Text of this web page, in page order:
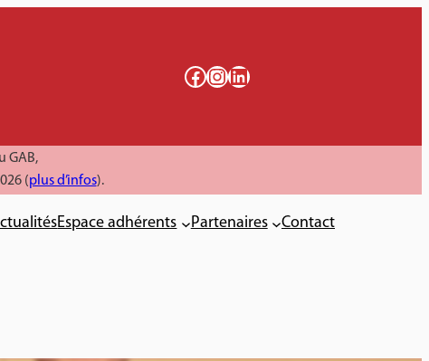
Facebook InstagramLinkedIn
GAB,
(plus d’infos).
Espace adhérents Partenaires Contact